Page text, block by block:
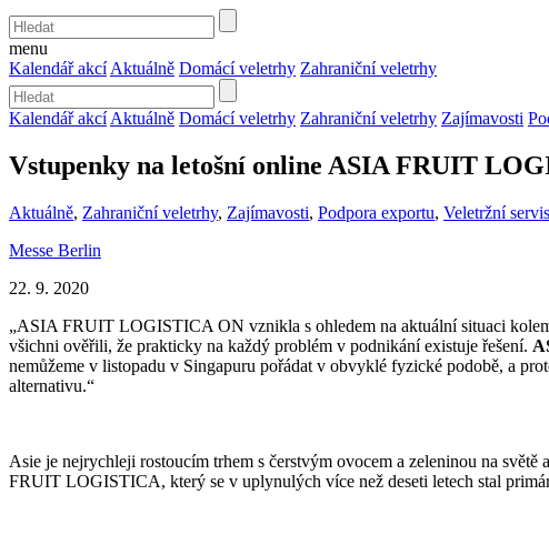
menu
Kalendář akcí Aktuálně Domácí veletrhy Zahraniční veletrhy
Kalendář akcí Aktuálně Domácí veletrhy Zahraniční veletrhy Zajímavosti
Vstupenky na letošní online ASIA FRUIT
Aktuálně, Zahraniční veletrhy, Zajímavosti, Podpora exportu, Veletržní servis
Messe Berlin
22. 9. 2020
„ASIA FRUIT LOGISTICA ON vznikla s ohledem na aktuální situaci
všichni ověřili, že prakticky na každý problém v podnikání existuje řešení.
nemůžeme v listopadu v Singapuru pořádat v obvyklé fyzické podobě, a
alternativu.“
Asie je nejrychleji rostoucím trhem s čerstvým ovocem a zeleninou na
FRUIT LOGISTICA, který se v uplynulých více než deseti letech stal